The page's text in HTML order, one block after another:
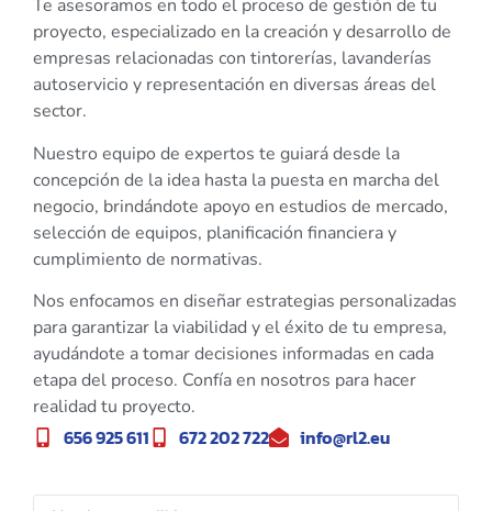
Te asesoramos en todo el proceso de gestión de tu
proyecto, especializado en la creación y desarrollo de
empresas relacionadas con tintorerías, lavanderías
autoservicio y representación en diversas áreas del
sector.
Nuestro equipo de expertos te guiará desde la
concepción de la idea hasta la puesta en marcha del
negocio, brindándote apoyo en estudios de mercado,
selección de equipos, planificación financiera y
cumplimiento de normativas.
Nos enfocamos en diseñar estrategias personalizadas
para garantizar la viabilidad y el éxito de tu empresa,
ayudándote a tomar decisiones informadas en cada
etapa del proceso. Confía en nosotros para hacer
realidad tu proyecto.
656 925 611 672 202 722 info@rl2.eu